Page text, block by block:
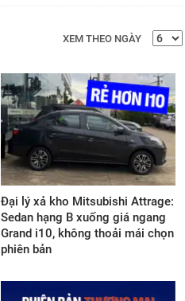
XEM THEO NGÀY
Đại lý xả kho Mitsubishi Attrage:
Sedan hạng B xuống giá ngang
Grand i10, không thoải mái chọn
phiên bản